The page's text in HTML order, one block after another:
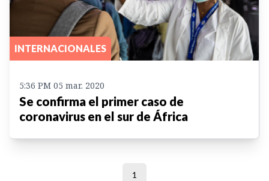
INTERNACIONALES
5:36 PM 05 mar. 2020
Se confirma el primer caso de
coronavirus en el sur de África
1